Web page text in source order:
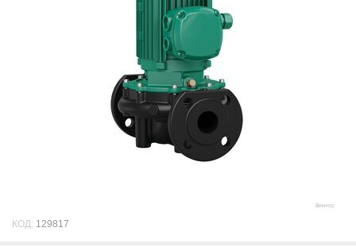
КОД: 129817